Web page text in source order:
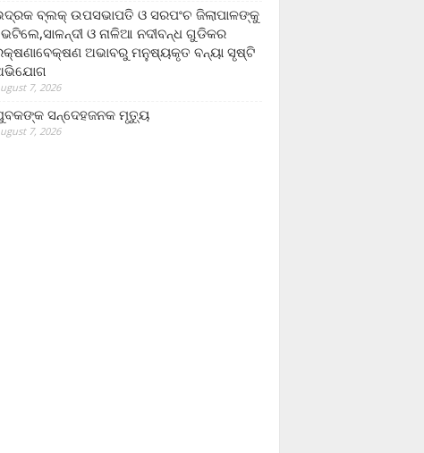
ବ୍ଲକ୍ ଉପସଭାପତି ଓ ସରପଂଚ ଜିଲାପାଳଙ୍କୁ
ଓ ନାଳିଆ ନଦୀବନ୍ଧ ଗୁଡିକର
ଅଭାବରୁ ମନୁଷ୍ୟକୃତ ବନ୍ୟା ସୃଷ୍ଟି
7, 2026
ସନ୍ଦେହଜନକ ମୃତ୍ୟୁ
7, 2026